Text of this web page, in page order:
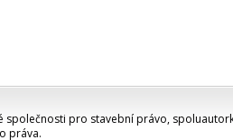
společnosti pro stavební právo,
práva.